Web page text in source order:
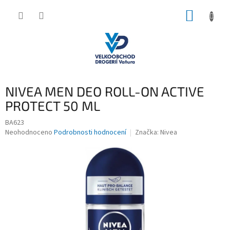
NIVEA MEN DEO ROLL-ON ACTIVE
PROTECT 50 ML
BA623
Průměrné
Neohodnoceno Podrobnosti hodnocení Značka: Nivea